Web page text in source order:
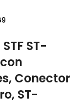
ST-
Conector
ST-